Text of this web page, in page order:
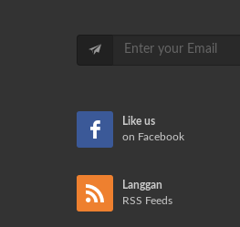
Like us
on Facebook
Langgan
RSS Feeds